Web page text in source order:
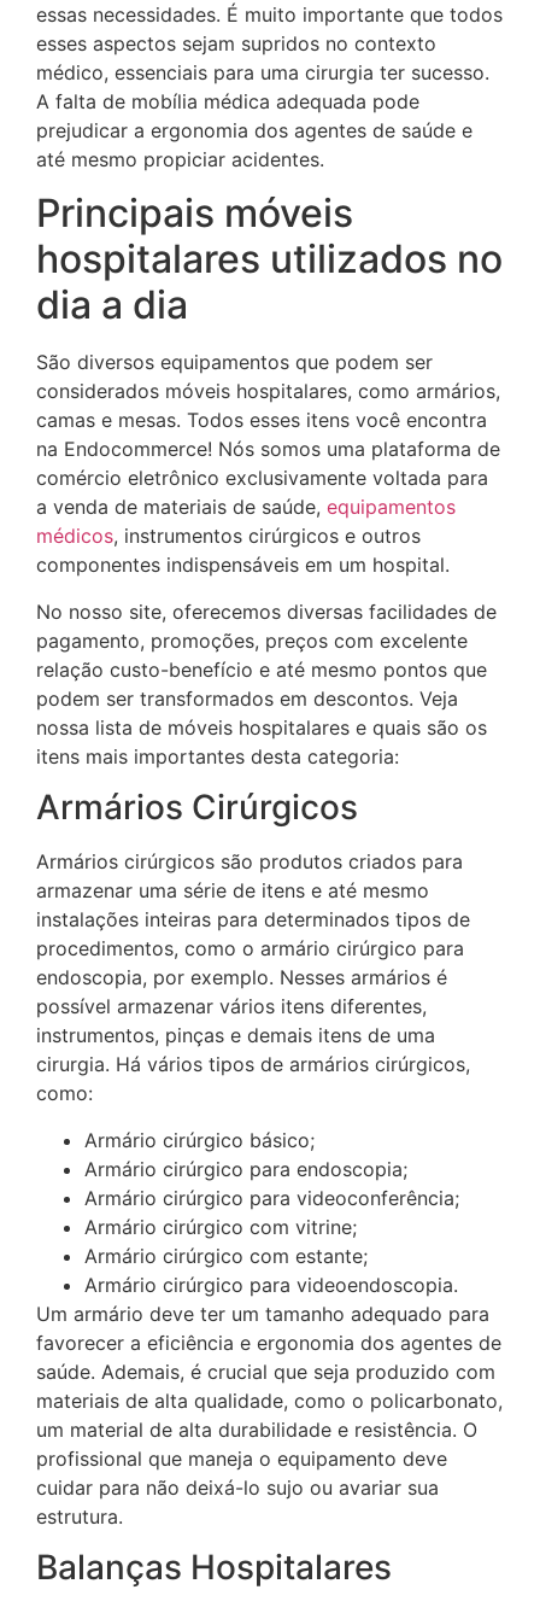
essas necessidades. É muito importante que todos
esses aspectos sejam supridos no contexto
médico, essenciais para uma cirurgia ter sucesso.
A falta de mobília médica adequada pode
prejudicar a ergonomia dos agentes de saúde e
até mesmo propiciar acidentes.
Principais móveis
hospitalares utilizados no
dia a dia
São diversos equipamentos que podem ser
considerados móveis hospitalares, como armários,
camas e mesas. Todos esses itens você encontra
na Endocommerce! Nós somos uma plataforma de
comércio eletrônico exclusivamente voltada para
a venda de materiais de saúde, equipamentos
médicos, instrumentos cirúrgicos e outros
componentes indispensáveis em um hospital.
No nosso site, oferecemos diversas facilidades de
pagamento, promoções, preços com excelente
relação custo-benefício e até mesmo pontos que
podem ser transformados em descontos. Veja
nossa lista de móveis hospitalares e quais são os
itens mais importantes desta categoria:
Armários Cirúrgicos
Armários cirúrgicos são produtos criados para
armazenar uma série de itens e até mesmo
instalações inteiras para determinados tipos de
procedimentos, como o armário cirúrgico para
endoscopia, por exemplo. Nesses armários é
possível armazenar vários itens diferentes,
instrumentos, pinças e demais itens de uma
cirurgia. Há vários tipos de armários cirúrgicos,
como:
Armário cirúrgico básico;
Armário cirúrgico para endoscopia;
Armário cirúrgico para videoconferência;
Armário cirúrgico com vitrine;
Armário cirúrgico com estante;
Armário cirúrgico para videoendoscopia.
Um armário deve ter um tamanho adequado para
favorecer a eficiência e ergonomia dos agentes de
saúde. Ademais, é crucial que seja produzido com
materiais de alta qualidade, como o policarbonato,
um material de alta durabilidade e resistência. O
profissional que maneja o equipamento deve
cuidar para não deixá-lo sujo ou avariar sua
estrutura.
Balanças Hospitalares